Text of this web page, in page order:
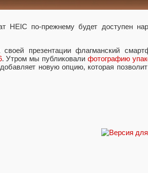
HEIC по-прежнему будет доступен
презентации флагманский
. Утром мы публиковали фотографию
новую опцию, которая